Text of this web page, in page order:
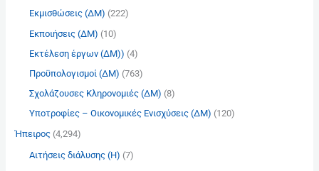
Εκμισθώσεις (ΔΜ) (222)
Εκποιήσεις (ΔΜ) (10)
Εκτέλεση έργων (ΔΜ)) (4)
Προϋπολογισμοί (ΔΜ) (763)
Σχολάζουσες Κληρονομιές (ΔΜ) (8)
Υποτροφίες – Οικονομικές Ενισχύσεις (ΔΜ) (120)
Ήπειρος(4,294)
Αιτήσεις διάλυσης (Η) (7)